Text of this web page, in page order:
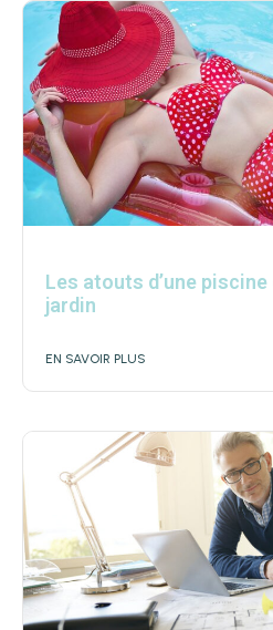
Les atouts d’une
jardin
EN SAVOIR PLUS